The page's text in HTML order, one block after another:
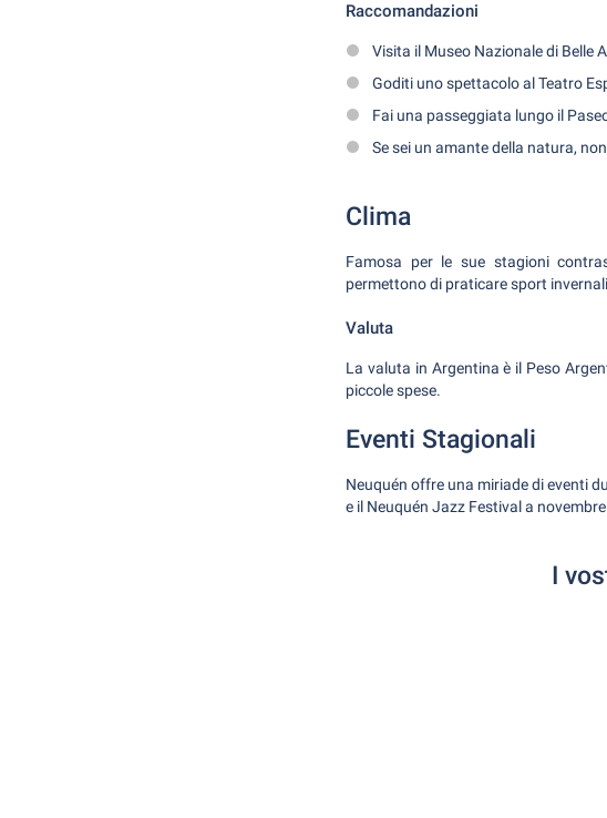
Raccomandazioni
Visita il Museo Nazionale di Belle
Goditi uno spettacolo al Teatro
Fai una passeggiata lungo il
Se sei un amante della natura,
Clima
Famosa per le sue stagioni
permettono di praticare sport
Valuta
La valuta in Argentina è il Peso
piccole spese.
Eventi Stagionali
Neuquén offre una miriade di eventi
e il Neuquén Jazz Festival a novembre.
I